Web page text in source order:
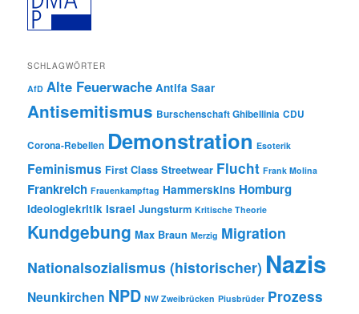
SCHLAGWÖRTER
AfD Alte Feuerwache Antifa Saar
Antisemitismus Burschenschaft Ghibellinia CDU
Corona-Rebellen Demonstration Esoterik
Feminismus First Class Streetwear Flucht Frank Molina
Frankreich Frauenkampftag Hammerskins Homburg
Ideologiekritik Israel Jungsturm Kritische Theorie
Kundgebung Max Braun Merzig Migration
Nationalsozialismus (historischer) Nazis
Neunkirchen NPD NW Zweibrücken Piusbrüder Prozess